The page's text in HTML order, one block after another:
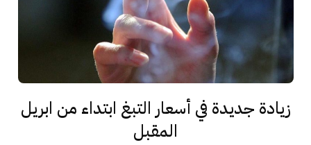
زيادة جديدة في أسعار التبغ ابتداء من ابريل
المقبل